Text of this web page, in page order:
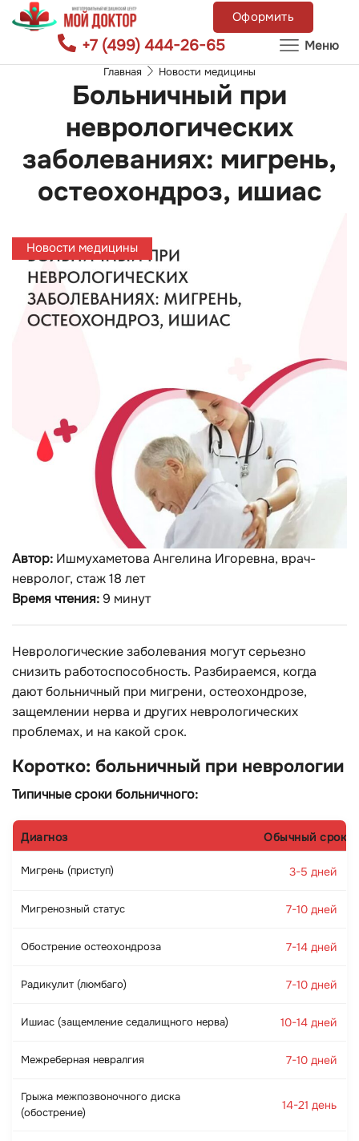
Оформить
+7 (499) 444-26-65 Меню
Главная Новости медицины
Больничный при
неврологических
заболеваниях: мигрень,
остеохондроз, ишиас
Новости медицины
Автор: Ишмухаметова Ангелина Игоревна, врач-
невролог, стаж 18 лет
Время чтения:9 минут
Неврологические заболевания могут серьезно
снизить работоспособность. Разбираемся, когда
дают больничный при мигрени, остеохондрозе,
защемлении нерва и других неврологических
проблемах, и на какой срок.
Коротко: больничный при неврологии
Типичные сроки больничного:
Диагноз Обычный срок
Мигрень (приступ) 3-5 дней
Мигренозный статус 7-10 дней
Обострение остеохондроза 7-14 дней
Радикулит (люмбаго) 7-10 дней
Ишиас (защемление седалищного нерва) 10-14 дней
Межреберная невралгия 7-10 дней
Грыжа межпозвоночного диска
(обострение)
14-21 день